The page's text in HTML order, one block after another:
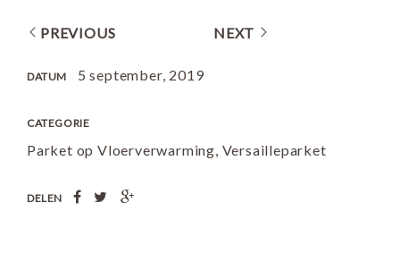
PREVIOUS NEXT
DATUM 5 september, 2019
CATEGORIE
Parket op Vloerverwarming Versailleparket
DELEN